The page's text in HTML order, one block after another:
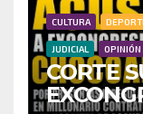
CULTURA
JUDICIAL OPINIÓN
CORTE